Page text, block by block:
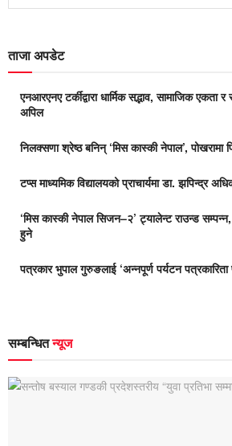
ताजा अपडेट
एनआरएनए टर्कीद्वारा धार्मिक सद्भाव, सामाजिक एकता
अपिल
निलक्सणा श्रेष्ठ बनिन् ‘मिस कास्की नेपाल’, पोखरामा
टप्स माध्यमिक विद्यालयको प्राचार्यमा डा. झपिन्द्र
‘मिस कास्की नेपाल सिजन–२’ ट्यालेन्ट राउन्ड
हुने
पत्रकार भुपाल गुरुङलाई ‘अन्नपूर्ण पर्यटन
सम्बन्धितन्यूज